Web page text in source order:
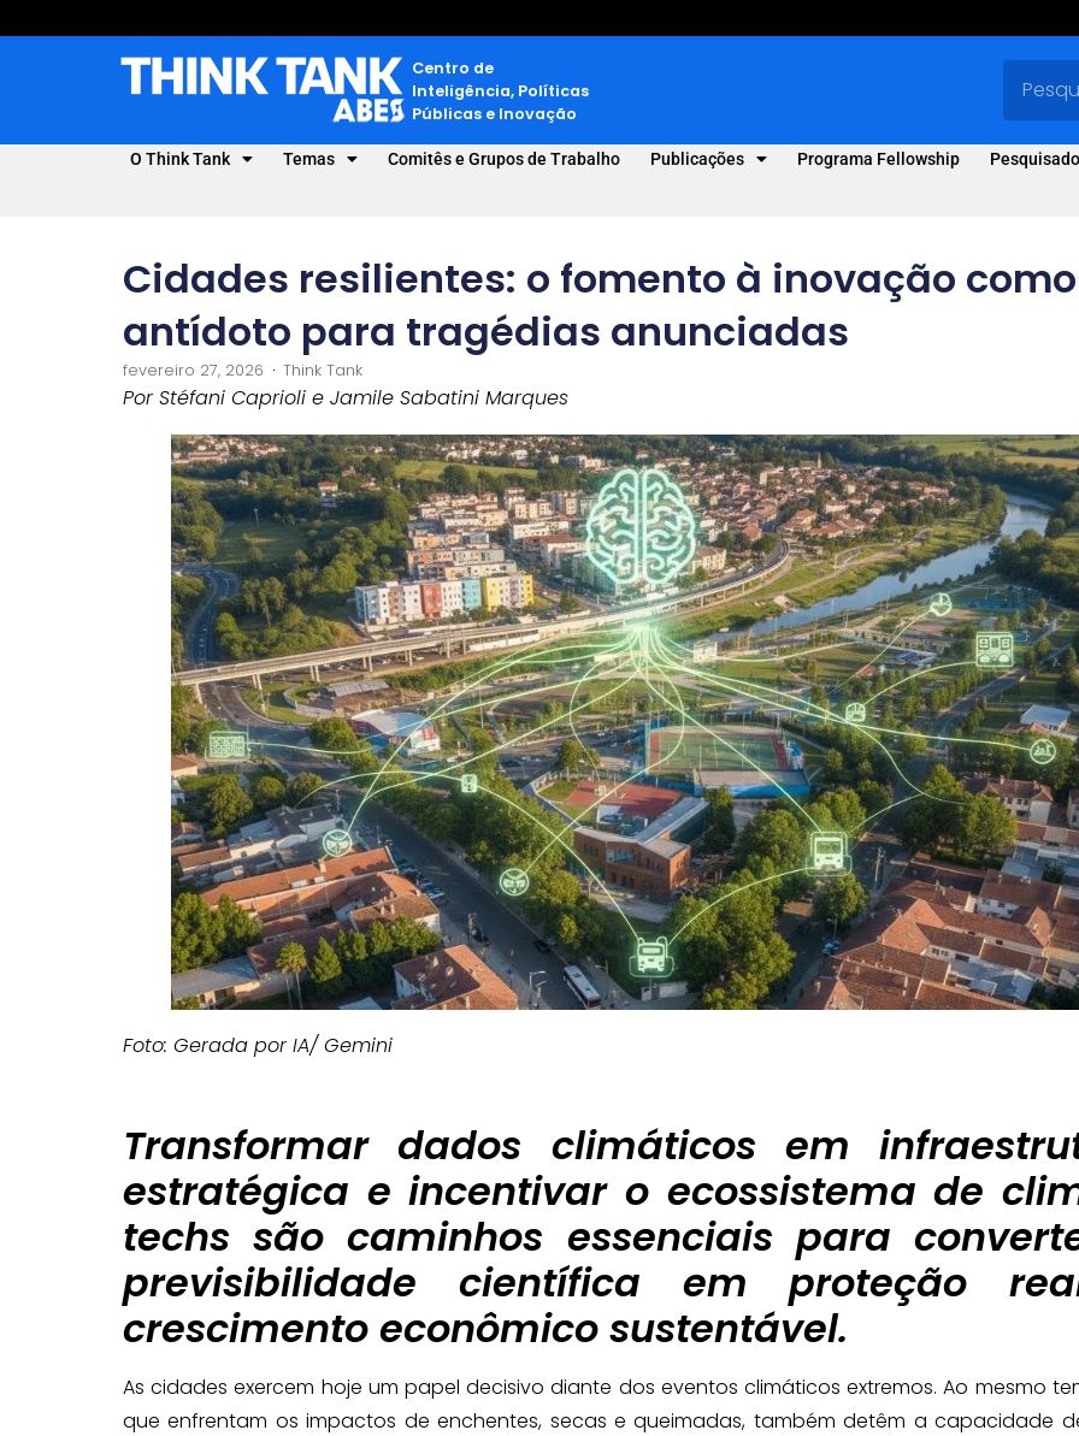
Centro de
Inteligência, Políticas
Públicas e Inovação
O Think Tank Temas Comitês e Grupos de Trabalho Publicações Programa Fellowship
Cidades resilientes: o fomento à inovação como
antídoto para tragédias anunciadas
fevereiro 27, 2026 Think Tank
Por Stéfani Caprioli e Jamile Sabatini Marques
Foto: Gerada por IA/ Gemini
Transformar dados climáticos em
estratégica e incentivar o ecossistema de
techs são caminhos essenciais para
previsibilidade científica em proteção
crescimento econômico sustentável.
As cidades exercem hoje um papel decisivo diante dos eventos climáticos extremos. Ao mesmo
que enfrentam os impactos de enchentes, secas e queimadas, também detêm a capacidade